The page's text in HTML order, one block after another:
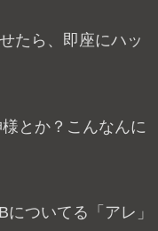
たら、即座にハッ
とか？こんなんに
ついてる「アレ」